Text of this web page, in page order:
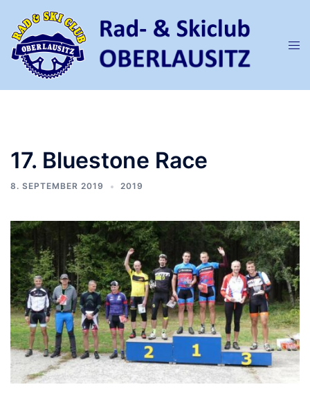
Inhalt
springen
17. Bluestone Race
8. SEPTEMBER 2019 2019